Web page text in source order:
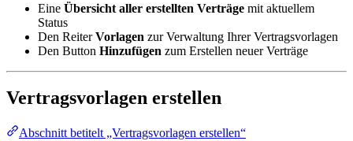
Eine Übersicht aller erstellten Verträge mit aktuellem
Status
Den ReiterVorlagen zur Verwaltung Ihrer Vertragsvorlagen
Den Button Hinzufügen zum Erstellen neuer Verträge
Vertragsvorlagen erstellen
Abschnitt betitelt „Vertragsvorlagen erstellen“